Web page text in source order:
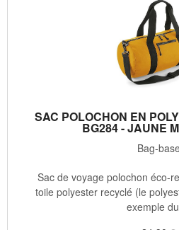
SAC POLOCHON EN
BG284 - JAUNE
Bag-
Sac de voyage polochon éco-
toile polyester recyclé (le
exemple